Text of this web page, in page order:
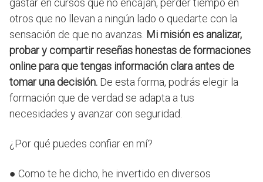
gastar en cursos que no encajan, perder tiempo en
otros que no llevan a ningún lado o quedarte con la
sensación de que no avanzas. Mi misión es analizar,
probar y compartir reseñas honestas de formaciones
online para que tengas información clara antes de
tomar una decisión. De esta forma, podrás elegir la
formación que de verdad se adapta a tus
necesidades y avanzar con seguridad.
¿Por qué puedes confiar en mí?
● Como te he dicho, he invertido en diversos